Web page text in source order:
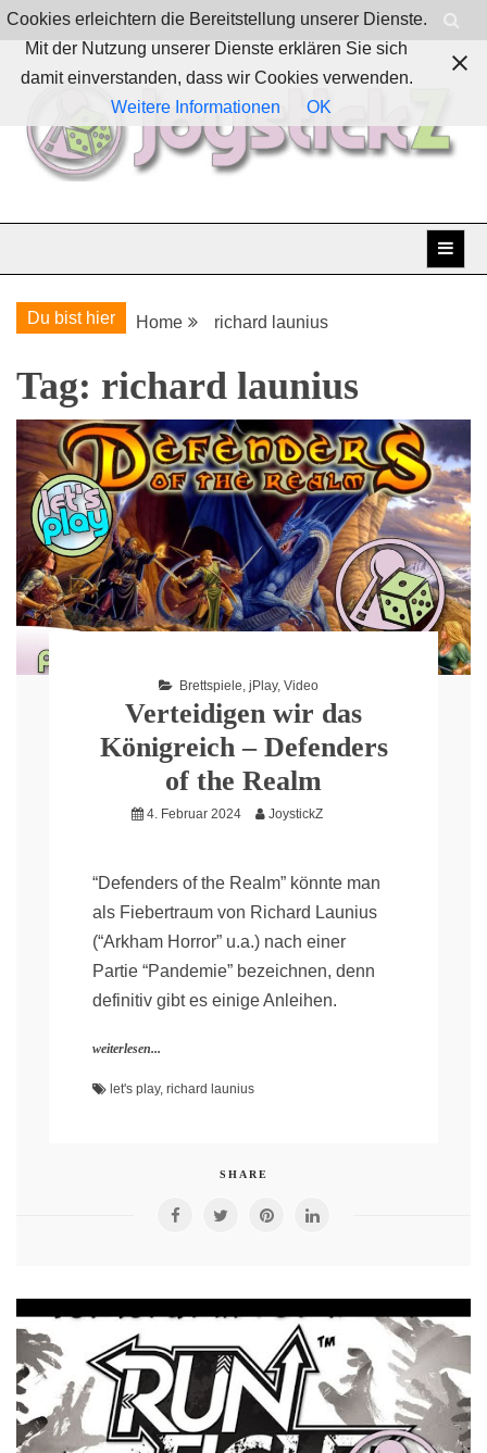
Skip
to
content
JoystickZ
Du bist hier Home richard launius
Tag: richard launius
Brettspiele, jPlay, Video
Verteidigen wir das
Königreich – Defenders
of the Realm
4. Februar 2024 JoystickZ
“Defenders of the Realm” könnte man
als Fiebertraum von Richard Launius
(“Arkham Horror” u.a.) nach einer
Partie “Pandemie” bezeichnen, denn
definitiv gibt es einige Anleihen.
weiterlesen...
let's play, richard launius
SHARE
Cookies erleichtern die Bereitstellung unserer Dienste.
Mit der Nutzung unserer Dienste erklären Sie sich
damit einverstanden, dass wir Cookies verwenden.
Weitere Informationen
OK